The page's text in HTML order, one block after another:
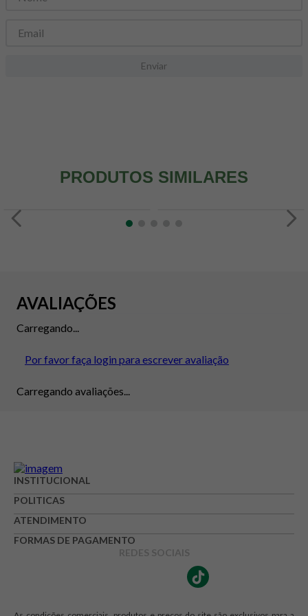
Enviar
PRODUTOS SIMILARES
AVALIAÇÕES
Carregando...
Por favor faça login para escrever avaliação
Carregando avaliações...
INSTITUCIONAL
POLITICAS
ATENDIMENTO
FORMAS DE PAGAMENTO
REDES SOCIAIS
8º snack proteico mundo verde
9 psyllium